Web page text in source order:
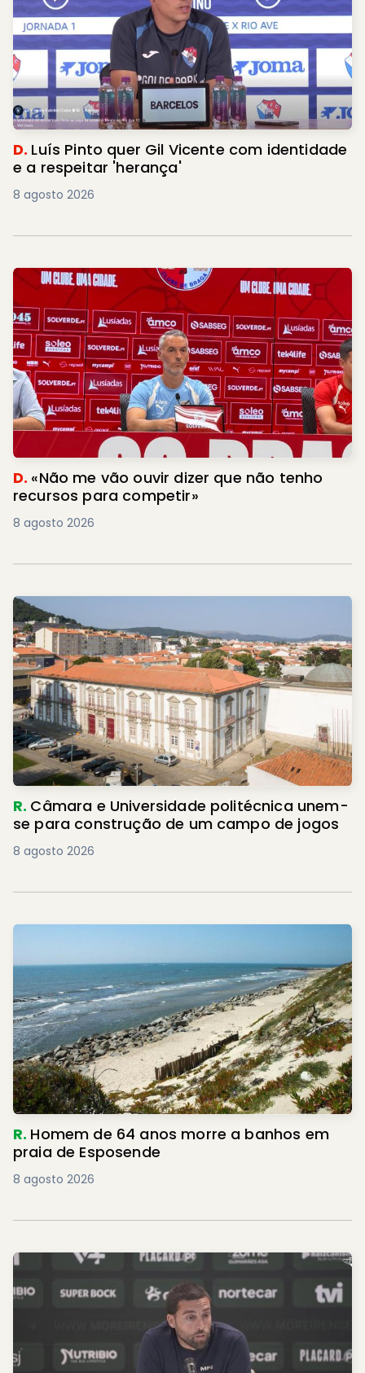
D. Luís Pinto quer Gil Vicente com identidade
e a respeitar 'herança'
8 agosto 2026
D. «Não me vão ouvir dizer que não tenho
recursos para competir»
8 agosto 2026
R. Câmara e Universidade politécnica unem-
se para construção de um campo de jogos
8 agosto 2026
R. Homem de 64 anos morre a banhos em
praia de Esposende
8 agosto 2026